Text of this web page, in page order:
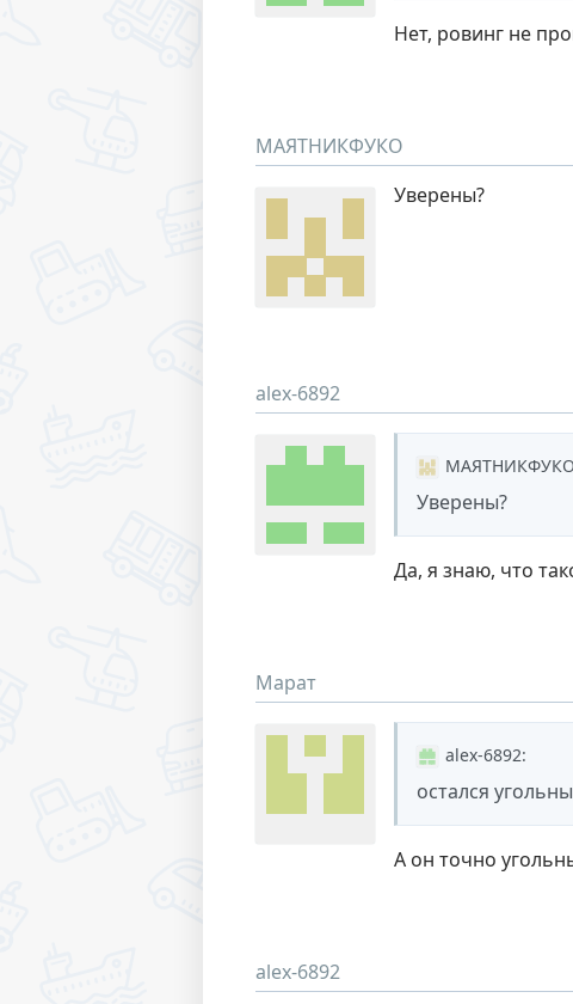
Нет, ровинг не
МАЯТНИКФУКО
Уверены?
alex-6892
МАЯТНИКФУКО
Уверены?
Да, я знаю, что
Марат
alex-6892:
остался
А он точно
alex-6892